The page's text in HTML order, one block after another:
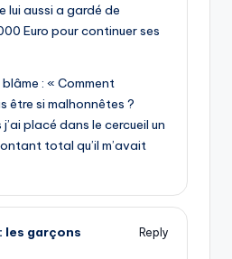
lui aussi a gardé de
Euro pour continuer ses
: « Comment
être si malhonnêtes ?
j’ai placé dans le cercueil un
total qu’il m’avait
les garçons
Reply